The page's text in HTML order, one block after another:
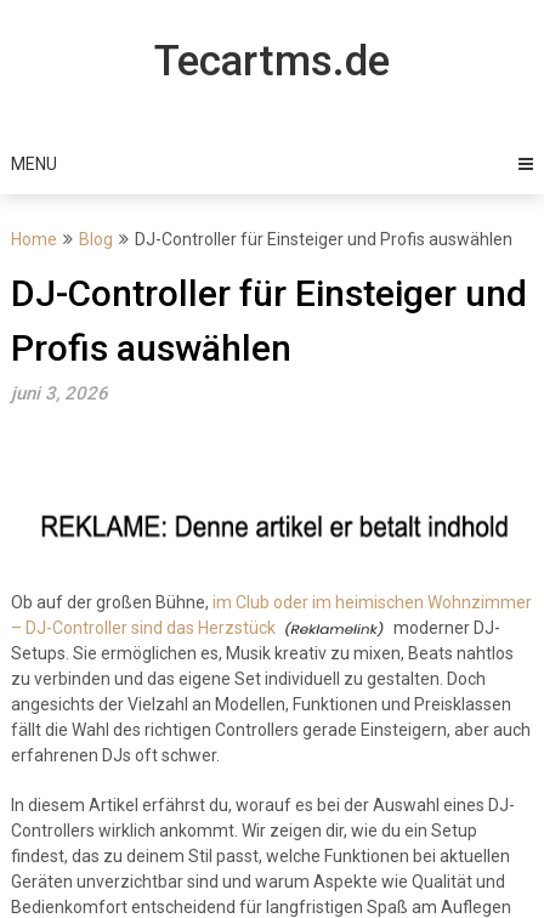
Tecartms.de
MENU
Home Blog DJ-Controller für Einsteiger und Profis auswählen
DJ-Controller für Einsteiger und
Profis auswählen
juni 3, 2026
Ob auf der großen Bühne, im Club oder im heimischen Wohnzimmer
– DJ-Controller sind das Herzstück
moderner DJ-
Setups. Sie ermöglichen es, Musik kreativ zu mixen, Beats nahtlos
zu verbinden und das eigene Set individuell zu gestalten. Doch
angesichts der Vielzahl an Modellen, Funktionen und Preisklassen
fällt die Wahl des richtigen Controllers gerade Einsteigern, aber auch
erfahrenen DJs oft schwer.
In diesem Artikel erfährst du, worauf es bei der Auswahl eines DJ-
Controllers wirklich ankommt. Wir zeigen dir, wie du ein Setup
findest, das zu deinem Stil passt, welche Funktionen bei aktuellen
Geräten unverzichtbar sind und warum Aspekte wie Qualität und
Bedienkomfort entscheidend für langfristigen Spaß am Auflegen